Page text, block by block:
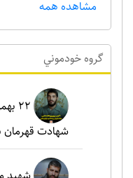
مشاهده همه
گروه خودموني
۲۲
شهادت قهرمان